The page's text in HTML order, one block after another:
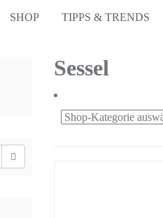
SHOP TIPPS & TRENDS
Sessel